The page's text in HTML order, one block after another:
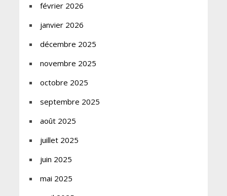
février 2026
janvier 2026
décembre 2025
novembre 2025
octobre 2025
septembre 2025
août 2025
juillet 2025
juin 2025
mai 2025